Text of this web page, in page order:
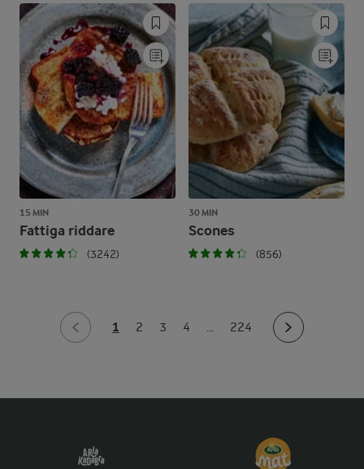
15 MIN
Fattiga riddare
(3242)
30 MIN
Scones
(856)
1 2 3 4 ... 224